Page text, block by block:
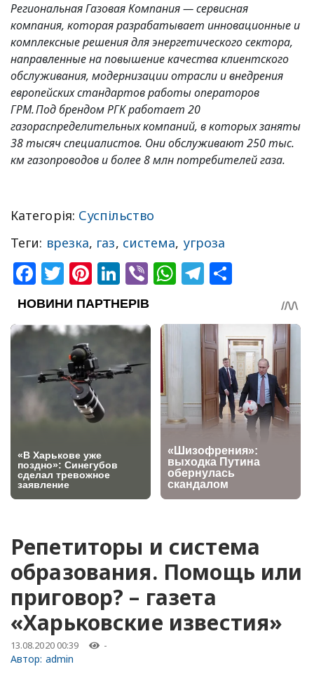
Региональная Газовая Компания — сервисная
компания, которая разрабатывает инновационные и
комплексные решения для энергетического сектора,
направленные на повышение качества клиентского
обслуживания, модернизации отрасли и внедрения
европейских стандартов работы операторов
ГРМ. Под брендом РГК работает 20
газораспределительных компаний, в которых заняты
38 тысяч специалистов. Они обслуживают 250 тыс.
км газопроводов и более 8 млн потребителей газа.
Категорія: Суспільство
Теги: врезка, газ, система, угроза
Facebook
Twitter
Pinterest
LinkedIn
ViberWhatsApp
Telegram
Репетиторы и система
образования. Помощь или
приговор? – газета
«Харьковские известия»
13.08.2020 00:39 -
Автор: admin